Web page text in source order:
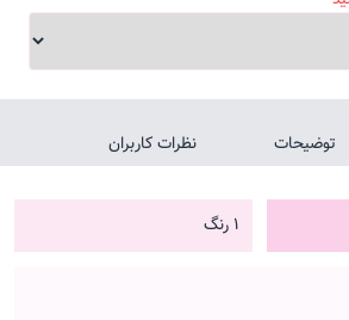
توضیحات نظرات کاربران
1 رنگ